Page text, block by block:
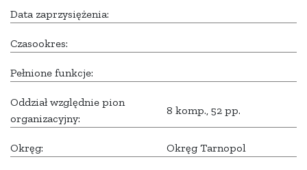
Data zaprzysiężenia:
Czasookres:
Pełnione funkcje:
Oddział względnie pion
organizacyjny:
8 komp., 52 pp.
Okręg: Okręg Tarnopol